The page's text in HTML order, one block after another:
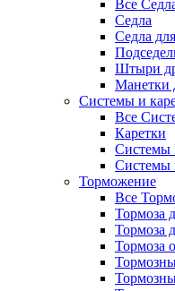
Все
Седла
Седла
Штыри
Манетки
Системы и
Все
Каретки
Системы
Торможение
Все
Тормоза
Тормоза
Тормоза